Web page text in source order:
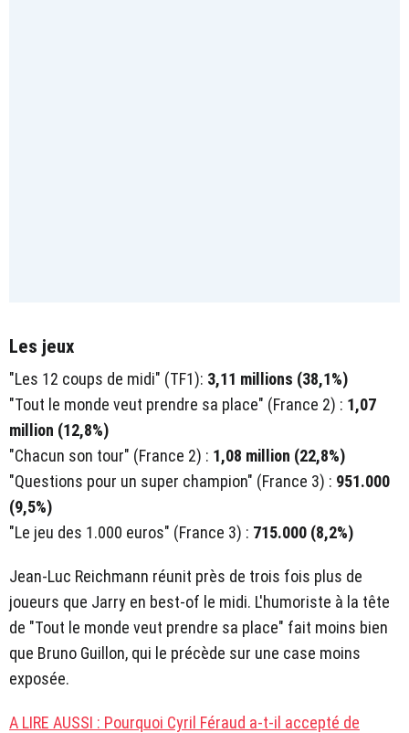
Les jeux
"Les 12 coups de midi" (TF1): 3,11 millions (38,1%)
"Tout le monde veut prendre sa place" (France 2) : 1,07
million (12,8%)
"Chacun son tour" (France 2) : 1,08 million (22,8%)
"Questions pour un super champion" (France 3) : 951.000
(9,5%)
"Le jeu des 1.000 euros" (France 3) : 715.000 (8,2%)
Jean-Luc Reichmann réunit près de trois fois plus de
joueurs que Jarry en best-of le midi. L'humoriste à la tête
de "Tout le monde veut prendre sa place" fait moins bien
que Bruno Guillon, qui le précède sur une case moins
exposée.
A LIRE AUSSI : Pourquoi Cyril Féraud a-t-il accepté de